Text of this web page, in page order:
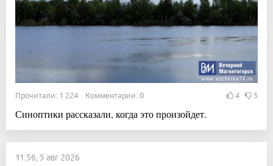
Прочитали: 1 224 Комментарии: 0 4 5
Синоптики рассказали, когда это произойдет.
11:56, 5 авг 2026